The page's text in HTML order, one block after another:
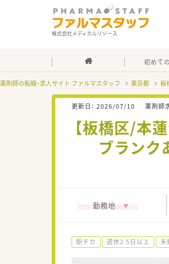
株式会社メディカルリソース
初めて
薬剤師の転職・求人サイト ファルマスタッフ 東京都 板
更新日： 2026/07/10 薬剤師
【板橋区/本
ブランク
勤務地
駅チカ 週休2.5日以上 未